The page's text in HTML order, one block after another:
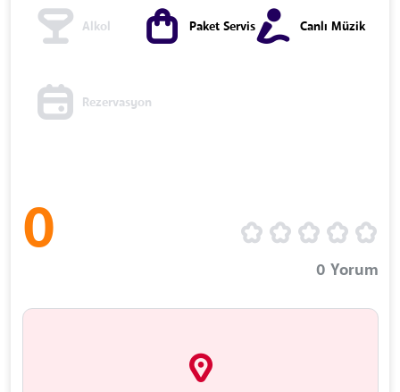
Alkol Paket Servis Canlı Müzik
Rezervasyon
0
0 Yorum